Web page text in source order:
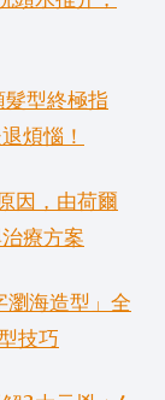
型終極指
煩惱！
因，由荷爾
療方案
瀏海造型」全
技巧